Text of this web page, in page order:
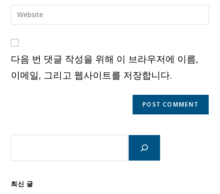
to
comment
email
address
comment
Enter
your
URL
(optional)
다음 번 댓글 작성을 위해 이 브라우저에 이름,
이메일, 그리고 웹사이트를 저장합니다.
최신 글